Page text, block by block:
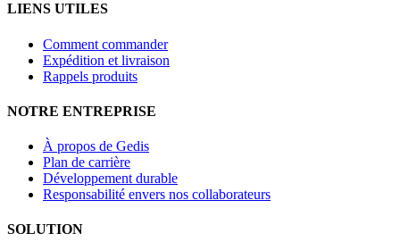
LIENS UTILES
Comment commander
Expédition et livraison
Rappels produits
NOTRE ENTREPRISE
À propos de Gedis
Plan de carrière
Développement durable
Responsabilité envers nos collaborateurs
SOLUTION